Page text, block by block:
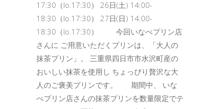
17:30（lo.17:30） 26日(土) 14:00-
18:30（lo.17:30） 27日(日) 14:00-
18:30（lo.17:30） 今回いなべプリン店
さんに ご用意いただくプリンは、「大人の
抹茶プリン」。 三重県四日市市水沢町産の
おいしい抹茶を使用し ちょっぴり贅沢な大
人のご褒美プリンです。 期間中、 いな
べプリン店さんの抹茶プリンを数量限定でテ